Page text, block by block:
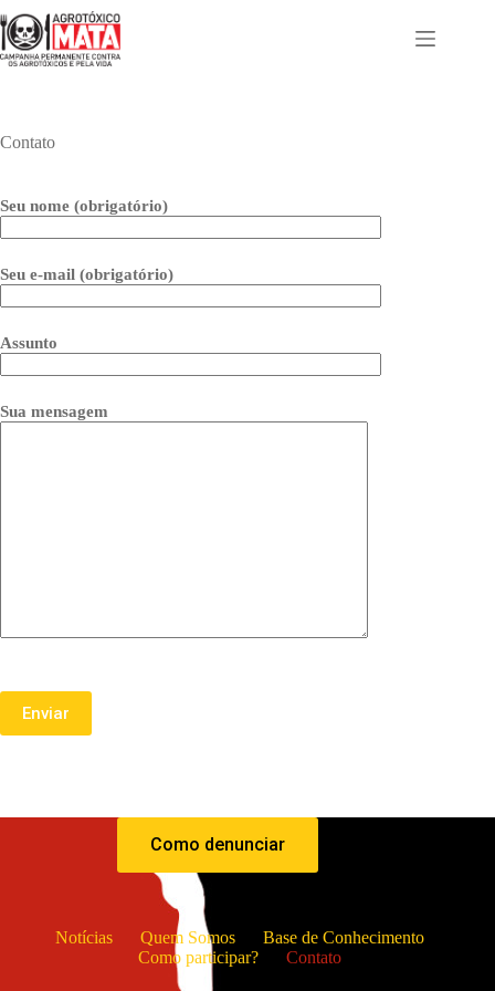
para
o
conteúdo
Contato
Seu nome (obrigatório)
Seu e-mail (obrigatório)
Assunto
Sua mensagem
Como denunciar
Notícias Quem Somos
Base de Conhecimento
Como participar?
Contato